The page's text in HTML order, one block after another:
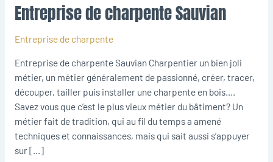
Entreprise de charpente Sauvian
Entreprise de charpente
Entreprise de charpente Sauvian Charpentier un bien joli
métier, un métier généralement de passionné, créer, tracer,
découper, tailler puis installer une charpente en bois.…
Savez vous que c’est le plus vieux métier du bâtiment? Un
métier fait de tradition, qui au fil du temps a amené
techniques et connaissances, mais qui sait aussi s’appuyer
sur […]
Entreprise
de
charpente